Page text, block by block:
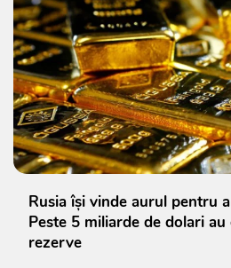
Rusia își vinde aurul pentru
Peste 5 miliarde de dolari
rezerve